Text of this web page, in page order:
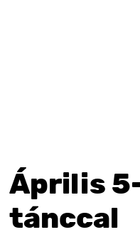
Április
tánccal